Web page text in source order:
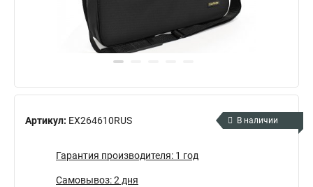
Артикул: EX264610RUS В наличии
Гарантия производителя: 1 год
Самовывоз: 2 дня